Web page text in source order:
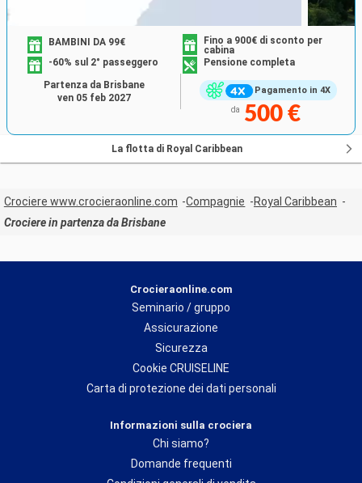
Pagamento in 4X
BAMBINI DA 99€
Fino a 900€ di sconto per
cabina
-60% sul 2° passeggero
Pensione completa
da 500 €
Partenza da Brisbane
ven 05 feb 2027
La flotta di Royal Caribbean
Crociere www.crocieraonline.com Compagnie
Royal Caribbean
Crociere in partenza da Brisbane
Crocieraonline.com
Seminario / gruppo
Assicurazione
Sicurezza
Cookie CRUISELINE
Carta di protezione dei dati personali
Informazioni sulla crociera
Chi siamo?
Domande frequenti